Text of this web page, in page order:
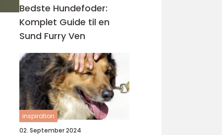
Bedste Hundefoder:
Komplet Guide til en
Sund Furry Ven
inspiration
02. September 2024